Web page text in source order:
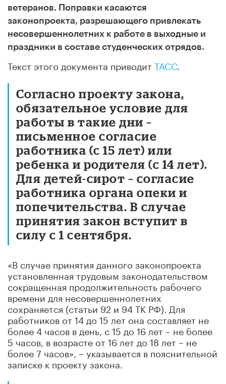
ветеранов. Поправки касаются
законопроекта, разрешающего привлекать
несовершеннолетних к работе в выходные и
праздники в составе студенческих отрядов.
Текст этого документа приводитТАСС.
Согласно проекту закона,
обязательное условие для
работы в такие дни –
письменное согласие
работника (с 15 лет) или
ребенка и родителя (с 14 лет).
Для детей-сирот – согласие
работника органа опеки и
попечительства. В случае
принятия закон вступит в
силу с 1 сентября.
«В случае принятия данного законопроекта
установленная трудовым законодательством
сокращенная продолжительность рабочего
времени для несовершеннолетних
сохраняется (статьи 92 и 94 ТК РФ). Для
работников от 14 до 15 лет она составляет не
более 4 часов в день, с 15 до 16 лет – не более
5 часов, в возрасте от 16 лет до 18 лет – не
более 7 часов», – указывается в пояснительной
записке к проекту закона.